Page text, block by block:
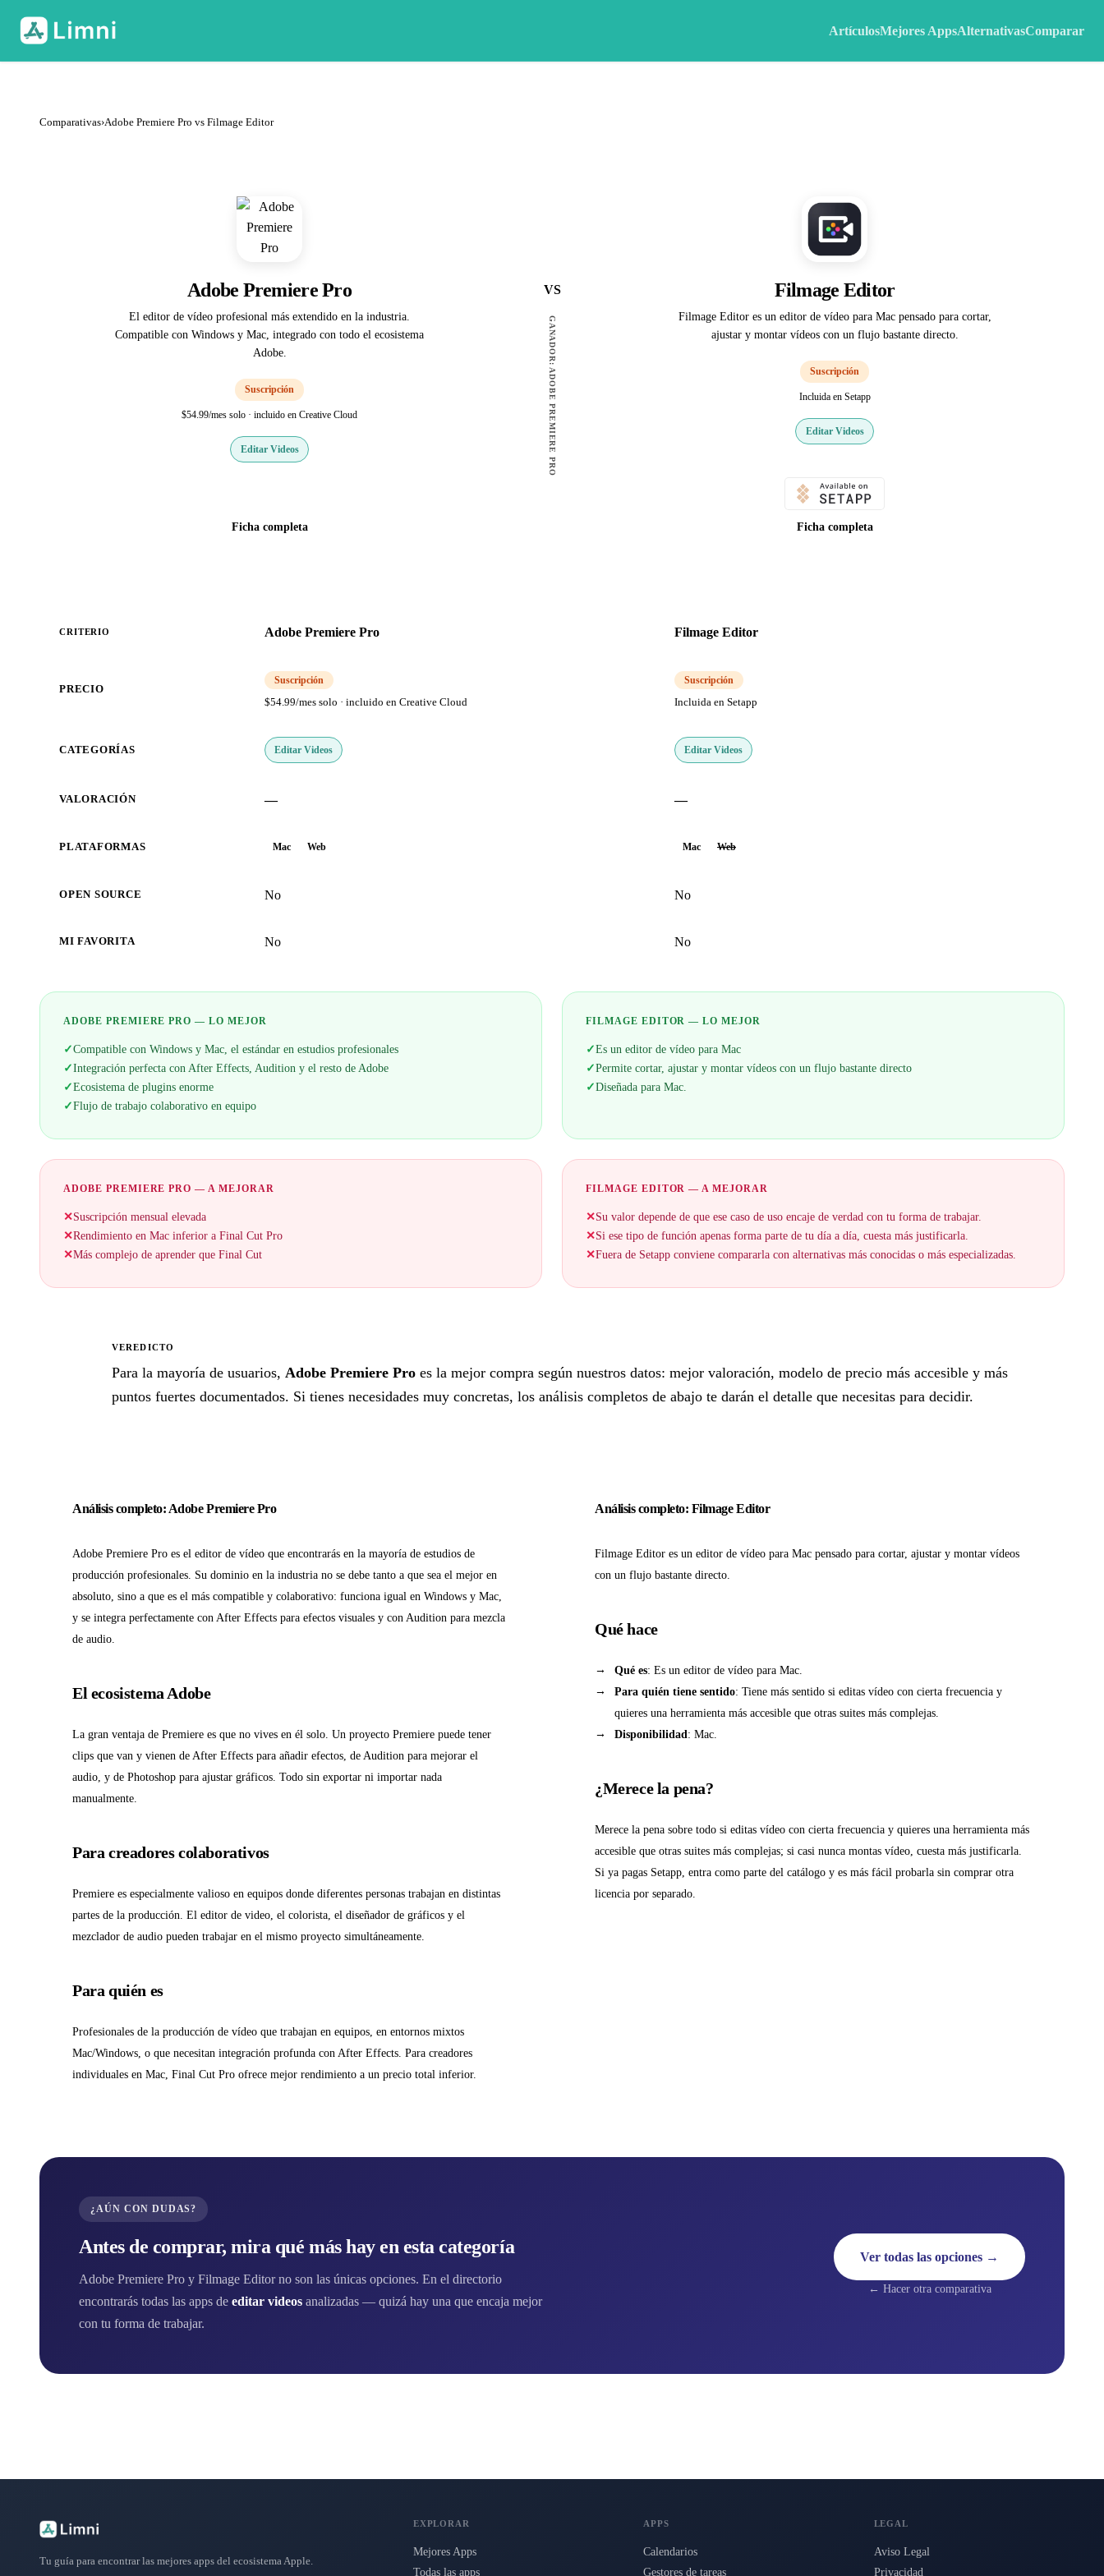
ArtículosMejores AppsAlternativasComparar
Comparativas›Adobe Premiere Pro vs Filmage Editor
Adobe Premiere Pro
El editor de vídeo profesional más extendido en la industria.
Compatible con Windows y Mac, integrado con todo el ecosistema
Adobe.
Suscripción
$54.99/mes solo · incluido en Creative Cloud
Editar Videos
Ficha completa
VS
GANADOR: ADOBE PREMIERE PRO
Filmage Editor
Filmage Editor es un editor de vídeo para Mac pensado para cortar,
ajustar y montar vídeos con un flujo bastante directo.
Suscripción
Incluida en Setapp
Editar Videos
Ficha completa
CRITERIO Adobe Premiere Pro Filmage Editor
PRECIO
Suscripción
$54.99/mes solo · incluido en Creative Cloud
Suscripción
Incluida en Setapp
CATEGORÍAS Editar Videos Editar Videos
VALORACIÓN — —
PLATAFORMAS Mac Web Mac Web
OPEN SOURCE No No
MI FAVORITA No No
ADOBE PREMIERE PRO — LO MEJOR
✓Compatible con Windows y Mac, el estándar en estudios profesionales
✓Integración perfecta con After Effects, Audition y el resto de Adobe
✓Ecosistema de plugins enorme
✓Flujo de trabajo colaborativo en equipo
FILMAGE EDITOR — LO MEJOR
✓Es un editor de vídeo para Mac
✓Permite cortar, ajustar y montar vídeos con un flujo bastante directo
✓Diseñada para Mac.
ADOBE PREMIERE PRO — A MEJORAR
✕Suscripción mensual elevada
✕Rendimiento en Mac inferior a Final Cut Pro
✕Más complejo de aprender que Final Cut
FILMAGE EDITOR — A MEJORAR
✕Su valor depende de que ese caso de uso encaje de verdad con tu forma de trabajar.
✕Si ese tipo de función apenas forma parte de tu día a día, cuesta más justificarla.
✕Fuera de Setapp conviene compararla con alternativas más conocidas o más especializadas.
VEREDICTO
Para la mayoría de usuarios, Adobe Premiere Pro es la mejor compra según nuestros datos: mejor valoración, modelo de precio más accesible y más
puntos fuertes documentados. Si tienes necesidades muy concretas, los análisis completos de abajo te darán el detalle que necesitas para decidir.
Análisis completo: Adobe Premiere Pro
Adobe Premiere Pro es el editor de vídeo que encontrarás en la mayoría de estudios de
producción profesionales. Su dominio en la industria no se debe tanto a que sea el mejor en
absoluto, sino a que es el más compatible y colaborativo: funciona igual en Windows y Mac,
y se integra perfectamente con After Effects para efectos visuales y con Audition para mezcla
de audio.
El ecosistema Adobe
La gran ventaja de Premiere es que no vives en él solo. Un proyecto Premiere puede tener
clips que van y vienen de After Effects para añadir efectos, de Audition para mejorar el
audio, y de Photoshop para ajustar gráficos. Todo sin exportar ni importar nada
manualmente.
Para creadores colaborativos
Premiere es especialmente valioso en equipos donde diferentes personas trabajan en distintas
partes de la producción. El editor de video, el colorista, el diseñador de gráficos y el
mezclador de audio pueden trabajar en el mismo proyecto simultáneamente.
Para quién es
Profesionales de la producción de vídeo que trabajan en equipos, en entornos mixtos
Mac/Windows, o que necesitan integración profunda con After Effects. Para creadores
individuales en Mac, Final Cut Pro ofrece mejor rendimiento a un precio total inferior.
Análisis completo: Filmage Editor
Filmage Editor es un editor de vídeo para Mac pensado para cortar, ajustar y montar vídeos
con un flujo bastante directo.
Qué hace
Qué es: Es un editor de vídeo para Mac.
Para quién tiene sentido: Tiene más sentido si editas vídeo con cierta frecuencia y
quieres una herramienta más accesible que otras suites más complejas.
Disponibilidad: Mac.
¿Merece la pena?
Merece la pena sobre todo si editas vídeo con cierta frecuencia y quieres una herramienta más
accesible que otras suites más complejas; si casi nunca montas vídeo, cuesta más justificarla.
Si ya pagas Setapp, entra como parte del catálogo y es más fácil probarla sin comprar otra
licencia por separado.
¿AÚN CON DUDAS?
Antes de comprar, mira qué más hay en esta categoría
Adobe Premiere Pro y Filmage Editor no son las únicas opciones. En el directorio
encontrarás todas las apps de editar videos analizadas — quizá hay una que encaja mejor
con tu forma de trabajar.
Ver todas las opciones →
← Hacer otra comparativa
Tu guía para encontrar las mejores apps del ecosistema Apple.
EXPLORAR
Mejores Apps
Todas las apps
APPS
Calendarios
Gestores de tareas
LEGAL
Aviso Legal
Privacidad